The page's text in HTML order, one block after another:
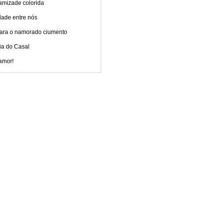
colorida
entre nós
o namorado ciumento
do Casal